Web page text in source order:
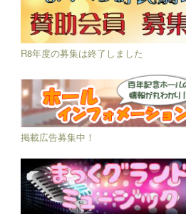
R8年度の募集は終了しました
掲載広告募集中！